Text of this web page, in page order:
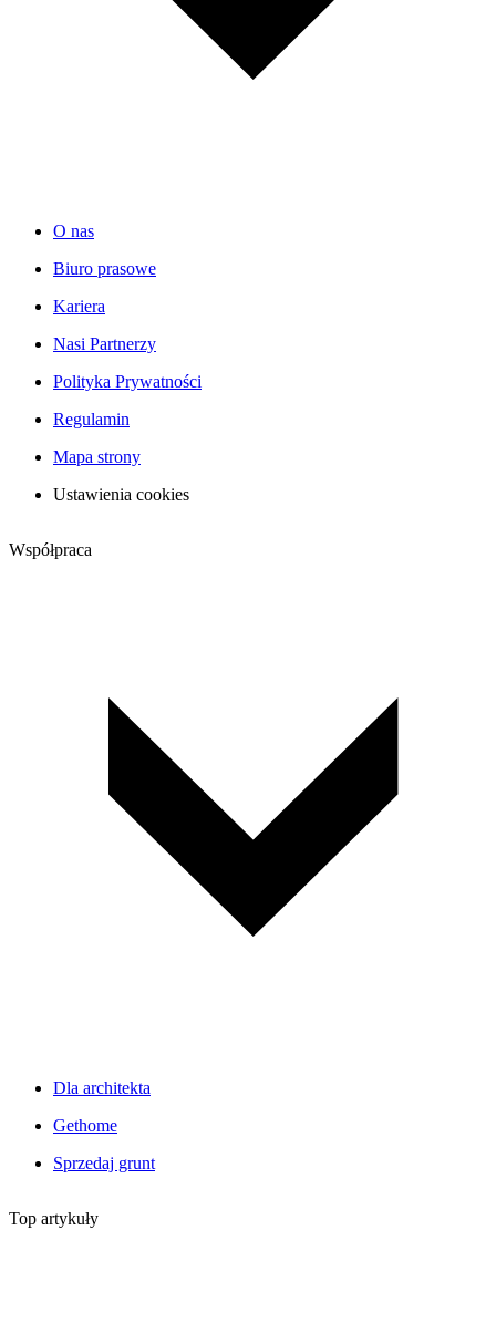
O nas
Biuro prasowe
Kariera
Nasi Partnerzy
Polityka Prywatności
Regulamin
Mapa strony
Ustawienia cookies
Współpraca
Dla architekta
Gethome
Sprzedaj grunt
Top artykuły